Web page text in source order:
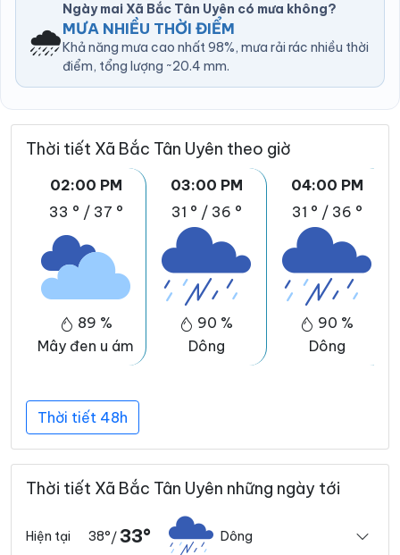
🌧️
Ngày mai Xã Bắc Tân Uyên có mưa không?
MƯA NHIỀU THỜI ĐIỂM
Khả năng mưa cao nhất 98%, mưa rải rác nhiều thời
điểm, tổng lượng ~20.4 mm.
Thời tiết Xã Bắc Tân Uyên theo giờ
02:00 PM
33 ° / 37 °
89 %
Mây đen u ám
03:00 PM
31 ° / 36 °
90 %
Dông
04:00 PM
31 ° / 36 °
90 %
Dông
Thời tiết 48h
Thời tiết Xã Bắc Tân Uyên những ngày tới
Hiện tại 38°/ 33° Dông